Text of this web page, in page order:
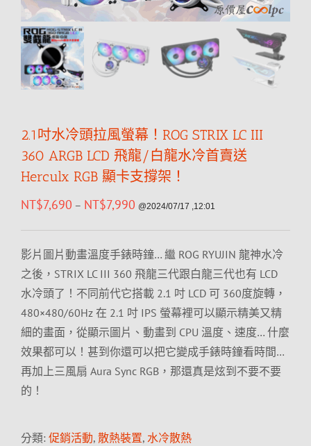
2.1吋水冷頭拉風螢幕！ROG STRIX LC III
360 ARGB LCD 飛龍/白龍水冷首賣送
Herculx RGB 顯卡支撐架！
NT$7,690 – NT$7,990 @2024/07/17 ,12:01
影片圖片動畫溫度手錶時鐘… 繼 ROG RYUJIN 龍神水冷
之後，STRIX LC III 360 飛龍三代跟白龍三代也有 LCD
水冷頭了！不同前代它搭載 2.1 吋 LCD 可 360度旋轉，
480×480/60Hz 在 2.1 吋 IPS 螢幕裡可以顯示精美又精
細的畫面，從顯示圖片、動畫到 CPU 溫度、速度… 什麼
效果都可以！甚到你還可以把它變成手錶時鐘看時間…
再加上三風扇 Aura Sync RGB，那還真是炫到不要不要
的！
分類: 促銷活動, 散熱裝置, 水冷散熱